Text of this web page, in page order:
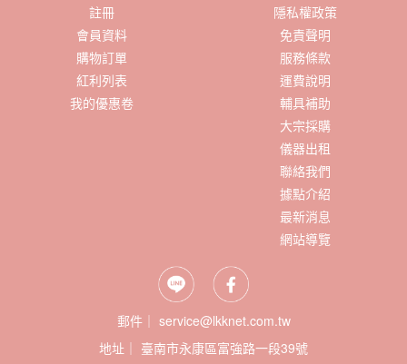
註冊
會員資料
購物訂單
紅利列表
我的優惠卷
隱私權政策
免責聲明
服務條款
運費說明
輔具補助
大宗採購
儀器出租
聯絡我們
據點介紹
最新消息
網站導覽
郵件｜ service@lkknet.com.tw
地址｜